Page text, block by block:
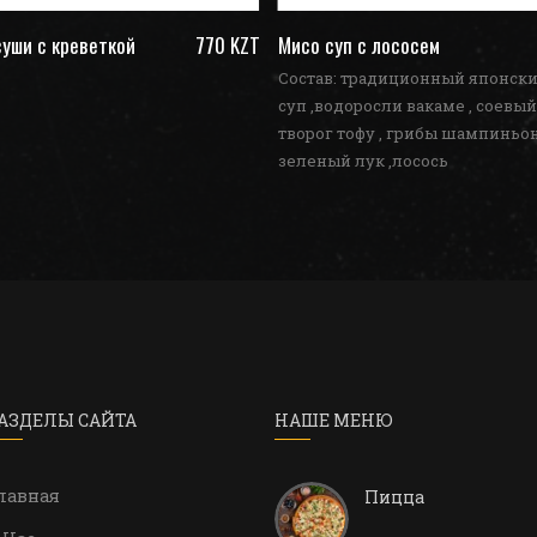
с креветкой 770 KZT Мисо суп с лососем
Состав: традиционный
суп ,водоросли вакаме , соевый
творог тофу , грибы
зеленый лук ,лосось
САЙТА НАШЕ МЕНЮ
Пицца